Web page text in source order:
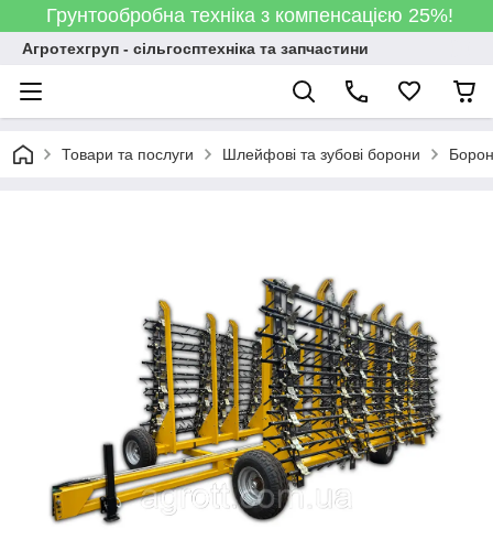
Грунтообробна техніка з компенсацією 25%!
Агротехгруп - сільгосптехніка та запчастини
Товари та послуги Шлейфові та зубові борони